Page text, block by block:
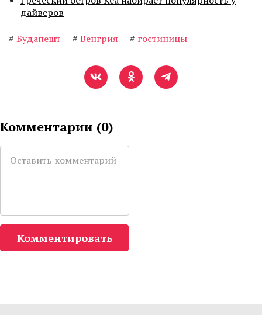
дайверов
# Будапешт # Венгрия # гостиницы
Комментарии (0)
Комментировать